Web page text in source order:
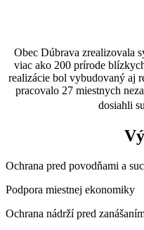
Obec Dúbrava zrealizovala
viac ako 200 prírode
realizácie bol vybudovaný aj
pracovalo 27 miestnych
dosiahli
Ochrana pred povodňami a
Podpora miestnej ekonomiky
Ochrana nádrží pred